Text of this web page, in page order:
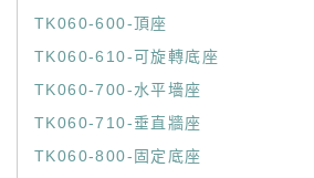
TK060-600-頂座
TK060-610-可旋轉底座
TK060-700-水平墻座
TK060-710-垂直牆座
TK060-800-固定底座